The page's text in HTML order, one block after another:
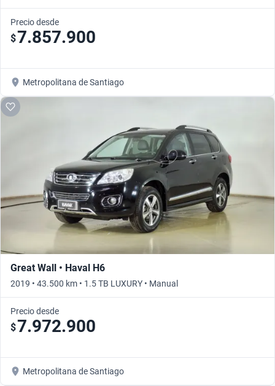
Precio desde
$7.857.900
Metropolitana de Santiago
Great Wall • Haval H6
2019 • 43.500 km • 1.5 TB LUXURY • Manual
Precio desde
$7.972.900
Metropolitana de Santiago